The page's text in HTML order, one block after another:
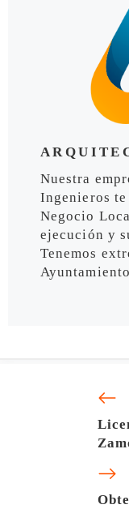
Nuestra
Ingenieros te
Negocio
ejecución y
Tenemos